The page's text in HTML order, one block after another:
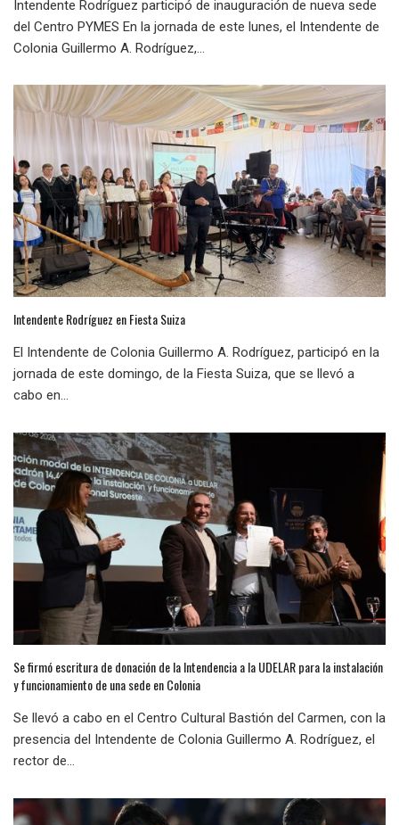
Intendente Rodríguez participó de inauguración de nueva sede
del Centro PYMES En la jornada de este lunes, el Intendente de
Colonia Guillermo A. Rodríguez,...
Intendente Rodríguez en Fiesta Suiza
El Intendente de Colonia Guillermo A. Rodríguez, participó en la
jornada de este domingo, de la Fiesta Suiza, que se llevó a
cabo en...
Se firmó escritura de donación de la Intendencia a la UDELAR para la instalación
y funcionamiento de una sede en Colonia
Se llevó a cabo en el Centro Cultural Bastión del Carmen, con la
presencia del Intendente de Colonia Guillermo A. Rodríguez, el
rector de...